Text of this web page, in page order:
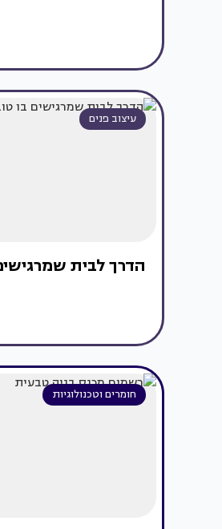
עיצוב פנים
הדרך לבית
חומרים וטכנולוגיות